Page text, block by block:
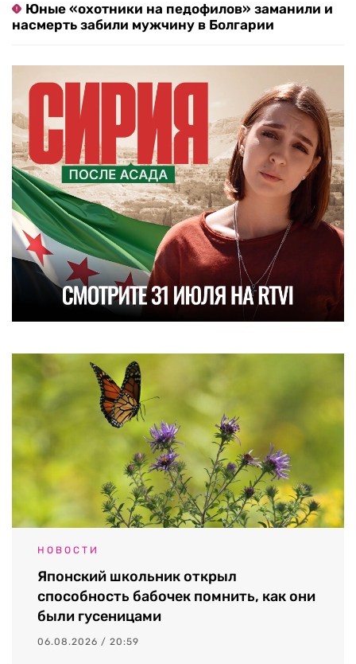
Юные «охотники на педофилов» заманили и
насмерть забили мужчину в Болгарии
НОВОСТИ
Японский школьник открыл
способность бабочек помнить, как они
были гусеницами
06.08.2026 / 20:59